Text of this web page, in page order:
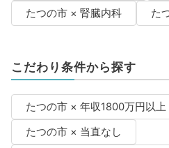
たつの市 × 腎臓内科
た
こだわり条件から探す
たつの市 × 年収1800万円以上
たつの市 × 当直なし